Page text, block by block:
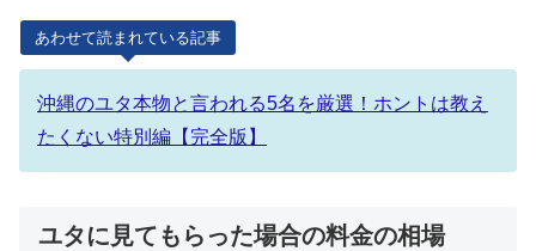
あわせて読まれている記事
沖縄のユタ本物と言われる5名を厳選！ホントは教え
たくない特別編【完全版】
ユタに見てもらった場合の料金の相場